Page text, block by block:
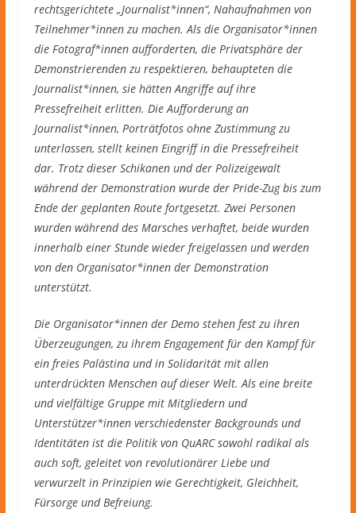
rechtsgerichtete „Journalist*innen“, Nahaufnahmen von
Teilnehmer*innen zu machen. Als die Organisator*innen
die Fotograf*innen aufforderten, die Privatsphäre der
Demonstrierenden zu respektieren, behaupteten die
Journalist*innen, sie hätten Angriffe auf ihre
Pressefreiheit erlitten. Die Aufforderung an
Journalist*innen, Porträtfotos ohne Zustimmung zu
unterlassen, stellt keinen Eingriff in die Pressefreiheit
dar. Trotz dieser Schikanen und der Polizeigewalt
während der Demonstration wurde der Pride-Zug bis zum
Ende der geplanten Route fortgesetzt. Zwei Personen
wurden während des Marsches verhaftet, beide wurden
innerhalb einer Stunde wieder freigelassen und werden
von den Organisator*innen der Demonstration
unterstützt.
Die Organisator*innen der Demo stehen fest zu ihren
Überzeugungen, zu ihrem Engagement für den Kampf für
ein freies Palästina und in Solidarität mit allen
unterdrückten Menschen auf dieser Welt. Als eine breite
und vielfältige Gruppe mit Mitgliedern und
Unterstützer*innen verschiedenster Backgrounds und
Identitäten ist die Politik von QuARC sowohl radikal als
auch soft, geleitet von revolutionärer Liebe und
verwurzelt in Prinzipien wie Gerechtigkeit, Gleichheit,
Fürsorge und Befreiung.